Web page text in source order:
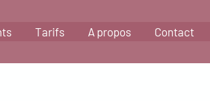
Tarifs A propos Contact